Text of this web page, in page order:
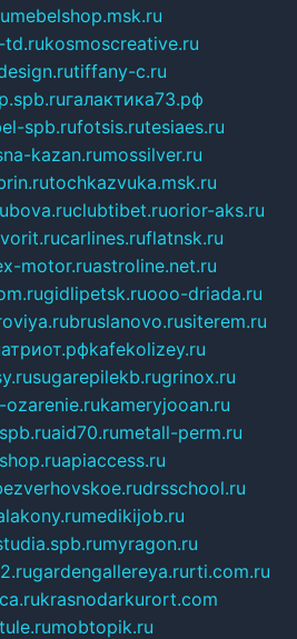
mebelshop.msk.ru
td.rukosmoscreative.ru
tiffany-c.ru
галактика73.рф
spb.rufotsis.rutesiaes.ru
kazan.rumossilver.ru
tochkazvuka.msk.ru
clubtibet.ruorior-aks.ru
carlines.ruflatnsk.ru
motor.ruastroline.net.ru
gidlipetsk.ruooo-driada.ru
bruslanovo.rusiterem.ru
kafekolizey.ru
sugarepilekb.rugrinox.ru
ozarenie.rukameryjooan.ru
aid70.rumetall-perm.ru
apiaccess.ru
drsschool.ru
medikijob.ru
myragon.ru
gardengallereya.rurti.com.ru
krasnodarkurort.com
mobtopik.ru